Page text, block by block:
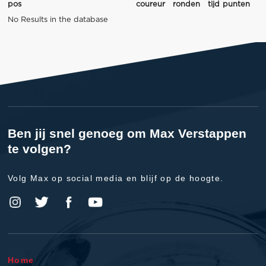
pos coureur ronden tijd
punten
No Results in the database
Ben jij snel genoeg om Max Verstappen
te volgen?
Volg Max op social media en blijf op de hoogte.
Home